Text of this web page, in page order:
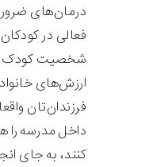
درمان‌های
فعالی در
شخصیت کودک
ارزش‌های
فرزندان‌تان
داخل مدرسه را
کنند، به جای